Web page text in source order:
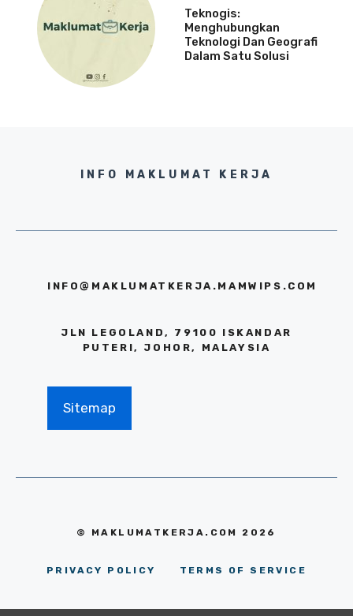
Teknogis:
Menghubungkan
Teknologi Dan Geografi
Dalam Satu Solusi
INFO MAKLUMAT KERJA
INFO@MAKLUMATKERJA.MAMWIPS.COM
JLN LEGOLAND, 79100 ISKANDAR
PUTERI, JOHOR, MALAYSIA
Sitemap
© MAKLUMATKERJA.COM 2026
PRIVACY POLICY TERMS OF SERVICE